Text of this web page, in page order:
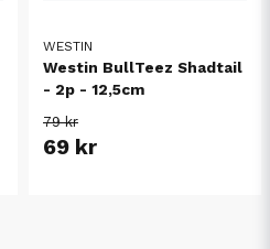
WESTIN
Westin BullTeez Shadtail
- 2p - 12,5cm
79 kr
69 kr